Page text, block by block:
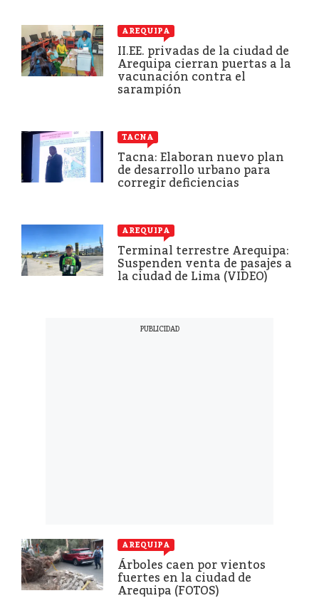
AREQUIPA
II.EE. privadas de la ciudad de
Arequipa cierran puertas a la
vacunación contra el
sarampión
TACNA
Tacna: Elaboran nuevo plan
de desarrollo urbano para
corregir deficiencias
AREQUIPA
Terminal terrestre Arequipa:
Suspenden venta de pasajes a
la ciudad de Lima (VIDEO)
AREQUIPA
Árboles caen por vientos
fuertes en la ciudad de
Arequipa (FOTOS)